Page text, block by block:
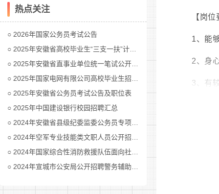
热点关注
2026年国家公务员考试公告
2025年安徽省高校毕业生“三支一扶”计划招募公告
2025年安徽省直事业单位统一笔试公开招聘工作人员公告
2025年国家电网有限公司高校毕业生招聘公告(第二批)汇总
2025年安徽省公务员考试公告及职位表
2025年中国建设银行校园招聘汇总
2024年安徽省县级纪委监委公务员专项招考公告及职位表汇总
2024年空军专业技能类文职人员公开招考公告
2024年国家综合性消防救援队伍面向社会招录消防员公告
2024年宣城市公安局公开招聘警务辅助人员公告
【岗
1、能
2、身
3、有